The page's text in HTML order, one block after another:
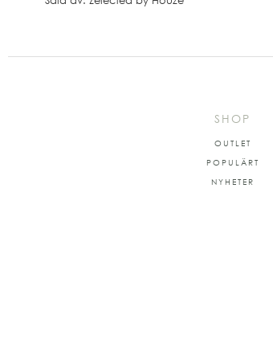
SHOP
OUTLET
POPULÄRT
NYHETER